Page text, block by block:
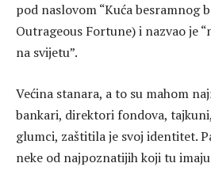
pod naslovom “Kuća besramnog
Outrageous Fortune) i nazvao je
na svijetu”.
Većina stanara, a to su mahom
bankari, direktori fondova,
glumci, zaštitila je svoj identitet.
neke od najpoznatijih koji tu